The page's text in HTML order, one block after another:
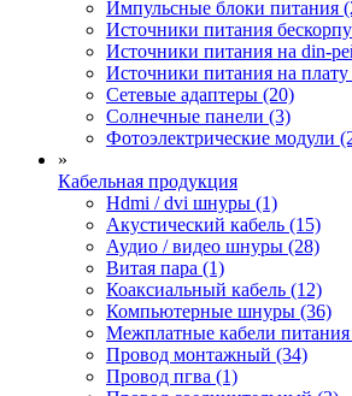
Импульсные блоки питания
Источники питания
Источники питания на din-
Источники питания на плату
Сетевые адаптеры (20)
Солнечные панели (3)
Фотоэлектрические модули
»
Кабельная продукция
Hdmi / dvi шнуры (1)
Акустический кабель (15)
Аудио / видео шнуры (28)
Витая пара (1)
Коаксиальный кабель (12)
Компьютерные шнуры (36)
Межплатные кабели
Провод монтажный (34)
Провод пгва (1)